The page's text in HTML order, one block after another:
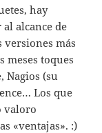
hay
alcance de
versiones más
meses toques
Nagios (su
Los que
valoro
«ventajas». :)